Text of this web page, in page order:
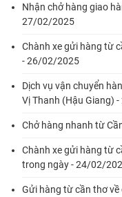
Nhận chở hàng giao
27/02/2025
Chành xe gửi hàng từ
- 26/02/2025
Dịch vụ vận chuyển
Vị Thanh (Hậu Giang)
Chở hàng nhanh từ
Chành xe gửi hàng từ
trong ngày - 24/02/
Gửi hàng từ cần thơ